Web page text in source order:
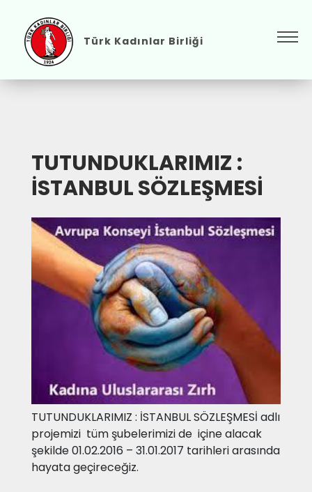
Türk Kadınlar Birliği
TUTUNDUKLARIMIZ :
İSTANBUL SÖZLEŞMESİ
TUTUNDUKLARIMIZ : İSTANBUL SÖZLEŞMESİ adlı
projemizi tüm şubelerimizi de içine alacak
şekilde 01.02.2016 – 31.01.2017 tarihleri arasında
hayata geçireceğiz.